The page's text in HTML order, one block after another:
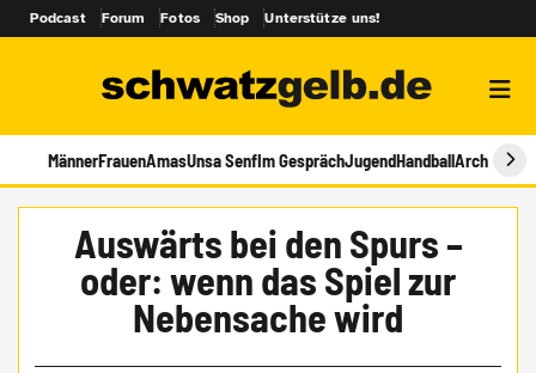
Podcast Forum Fotos Shop Unterstütze uns!
MännerFrauenAmasUnsa SenfIm GesprächJugendHandballArchiv
Auswärts bei den Spurs –
oder: wenn das Spiel zur
Nebensache wird